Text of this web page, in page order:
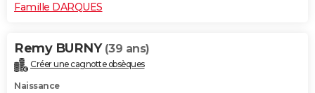
Famille DARQUES
Remy BURNY (39 ans)
Créer une cagnotte obsèques
Naissance